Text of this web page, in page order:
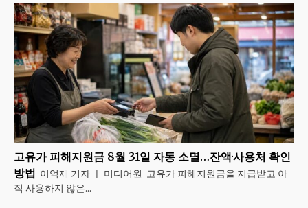
고유가 피해지원금 8월 31일 자동 소멸…잔액·사용처 확인
방법 이억재 기자 ㅣ 미디어원 고유가 피해지원금을 지급받고 아
직 사용하지 않은...